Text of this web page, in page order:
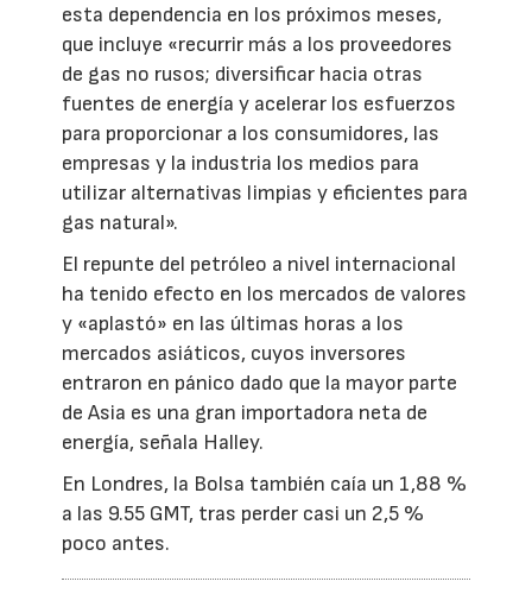
esta dependencia en los próximos meses,
que incluye «recurrir más a los proveedores
de gas no rusos; diversificar hacia otras
fuentes de energía y acelerar los esfuerzos
para proporcionar a los consumidores, las
empresas y la industria los medios para
utilizar alternativas limpias y eficientes para
gas natural».
El repunte del petróleo a nivel internacional
ha tenido efecto en los mercados de valores
y «aplastó» en las últimas horas a los
mercados asiáticos, cuyos inversores
entraron en pánico dado que la mayor parte
de Asia es una gran importadora neta de
energía, señala Halley.
En Londres, la Bolsa también caía un 1,88 %
a las 9.55 GMT, tras perder casi un 2,5 %
poco antes.